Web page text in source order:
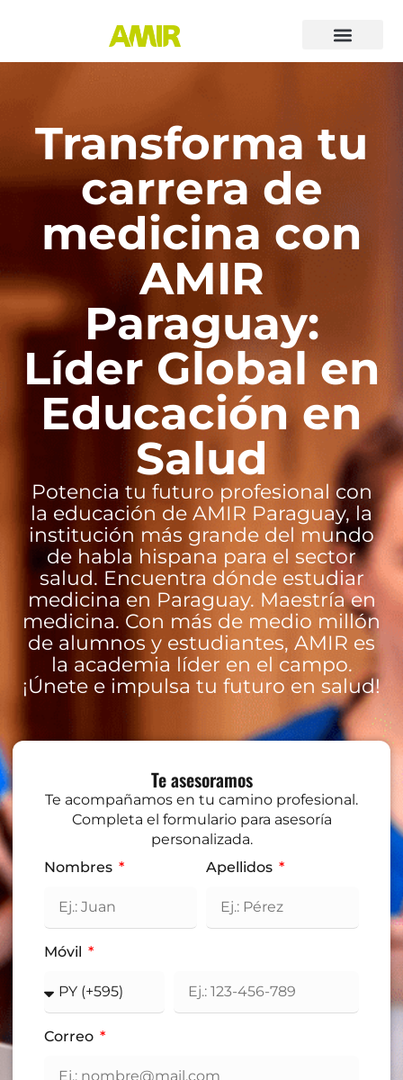
Transforma tu
carrera de
medicina con
AMIR
Paraguay:
Líder Global en
Educación en
Salud
Potencia tu futuro profesional con
la educación de AMIR Paraguay, la
institución más grande del mundo
de habla hispana para el sector
salud. Encuentra dónde estudiar
medicina en Paraguay. Maestría en
medicina. Con más de medio millón
de alumnos y estudiantes, AMIR es
la academia líder en el campo.
¡Únete e impulsa tu futuro en salud!
Te asesoramos
Te acompañamos en tu camino profesional.
Completa el formulario para asesoría
personalizada.
Nombres
Apellidos
Móvil
Correo